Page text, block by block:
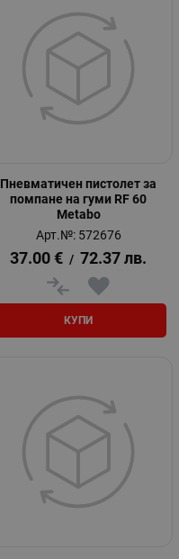
Пневматичен пистолет за
помпане на гуми RF 60
Metabo
Арт.№: 572676
37.00 € / 72.37 лв.
КУПИ